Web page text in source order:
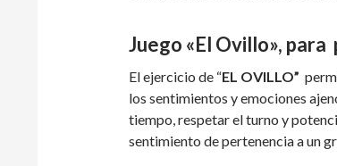
Juego «El Ovillo»,
El ejercicio de “EL OVILLO”
los sentimientos y emociones
tiempo, respetar el turno y
sentimiento de pertenencia a un